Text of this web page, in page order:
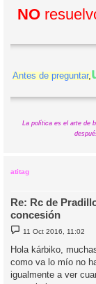
NO
Antes de preguntar,
La política es el arte de
atitag
Re: Rc de
concesión
M
e
n
s
a
e
11 Oct 2016, 11:02
Hola kárbiko,
como va lo mío no
igualmente a ver